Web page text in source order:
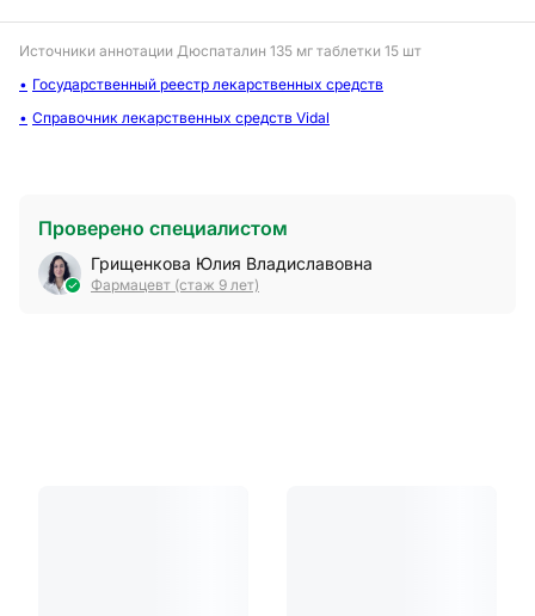
Источники аннотации Дюспаталин 135 мг таблетки 15 шт
Государственный реестр лекарственных средств
Справочник лекарственных средств Vidal
Проверено специалистом
Грищенкова Юлия Владиславовна
Фармацевт (стаж 9 лет)